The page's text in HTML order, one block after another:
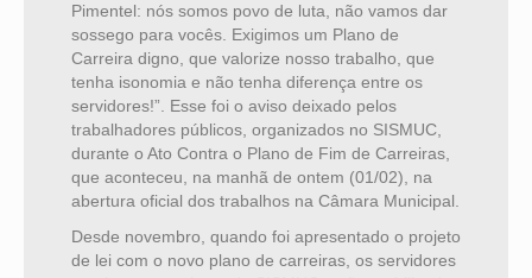
Pimentel: nós somos povo de luta, não vamos dar
sossego para vocês. Exigimos um Plano de
Carreira digno, que valorize nosso trabalho, que
tenha isonomia e não tenha diferença entre os
servidores!”. Esse foi o aviso deixado pelos
trabalhadores públicos, organizados no SISMUC,
durante o Ato Contra o Plano de Fim de Carreiras,
que aconteceu, na manhã de ontem (01/02), na
abertura oficial dos trabalhos na Câmara Municipal.
Desde novembro, quando foi apresentado o projeto
de lei com o novo plano de carreiras, os servidores